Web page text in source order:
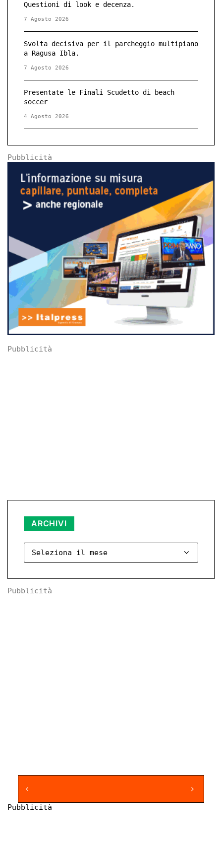
Questioni di look e decenza.
7 Agosto 2026
Svolta decisiva per il parcheggio multipiano
a Ragusa Ibla.
7 Agosto 2026
Presentate le Finali Scudetto di beach
soccer
4 Agosto 2026
Pubblicità
Pubblicità
ARCHIVI
Pubblicità
Pubblicità